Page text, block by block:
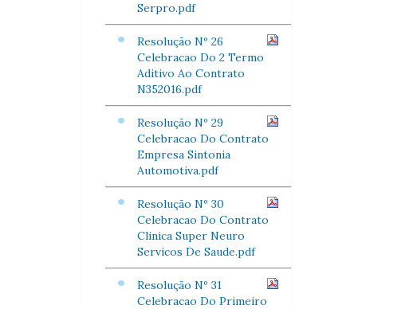
Serpro.pdf
Resolução Nº 26
Celebracao Do 2 Termo
Aditivo Ao Contrato
N352016.pdf
Resolução Nº 29
Celebracao Do Contrato
Empresa Sintonia
Automotiva.pdf
Resolução Nº 30
Celebracao Do Contrato
Clinica Super Neuro
Servicos De Saude.pdf
Resolução Nº 31
Celebracao Do Primeiro